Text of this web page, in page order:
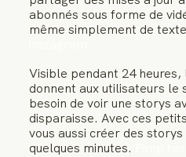
abonnés sous forme de
même simplement de
Visible pendant 24 heures,
donnent aux utilisateurs le
besoin de voir une storys
disparaisse. Avec ces
vous aussi créer des
quelques minutes.